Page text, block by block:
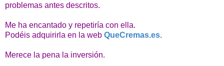
problemas antes descritos.
Me ha encantado y repetiría con ella.
Podéis adquirirla en la web QueCremas.es.
Merece la pena la inversión.